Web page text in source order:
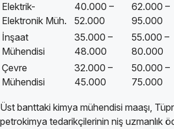
Elektrik-
Elektronik Müh.
40.000 –
52.000
62.000 –
95.000
İnşaat
Mühendisi
35.000 –
48.000
55.000 –
80.000
Çevre
Mühendisi
32.000 –
45.000
50.000 –
75.000
Üst banttaki kimya mühendisi maaşı,
petrokimya tedarikçilerinin niş uzmanlık